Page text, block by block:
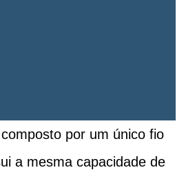
por um único fio
a mesma capacidade de